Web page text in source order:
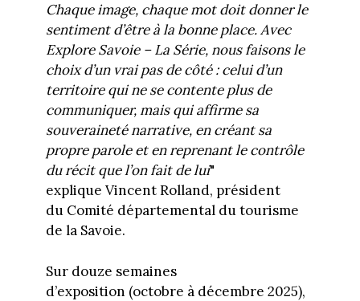
Chaque image, chaque mot doit donner le
sentiment d’être à la bonne place. Avec
Explore Savoie – La Série, nous faisons le
choix d’un vrai pas de côté : celui d’un
territoire qui ne se contente plus de
communiquer, mais qui affirme sa
souveraineté narrative, en créant sa
propre parole et en reprenant le contrôle
du récit que l’on fait de lui"
explique Vincent Rolland, président
du Comité départemental du tourisme
de la Savoie.
Sur douze semaines
d’exposition (octobre à décembre 2025),